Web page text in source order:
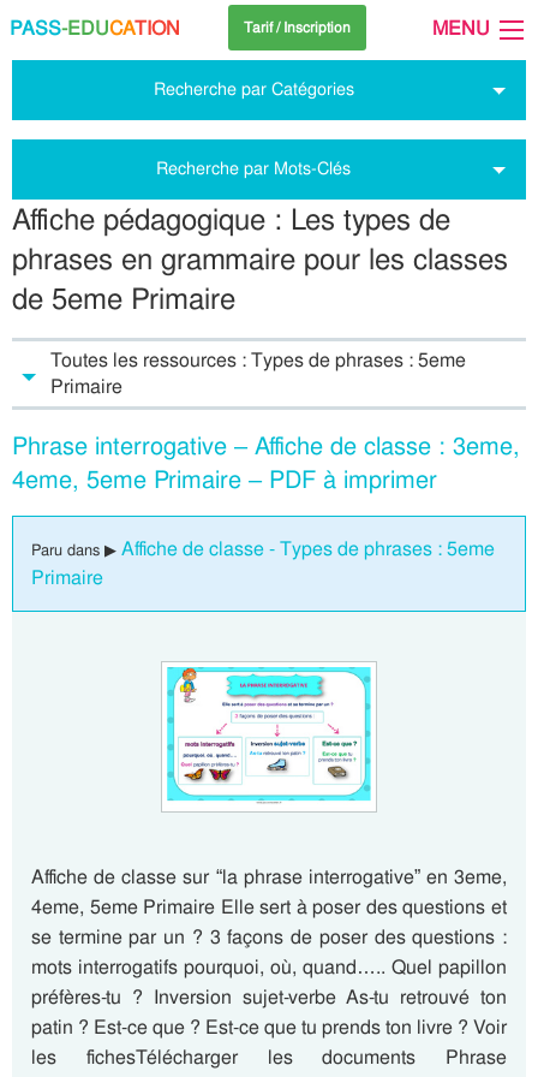
PASS-EDUCATION Tarif / Inscription MENU
Recherche par Catégories
Recherche par Mots-Clés
Affiche pédagogique : Les types de
phrases en grammaire pour les classes
de 5eme Primaire
Toutes les ressources : Types de phrases : 5eme
Primaire
Phrase interrogative – Affiche de classe : 3eme,
4eme, 5eme Primaire – PDF à imprimer
Paru dans ▶ Affiche de classe - Types de phrases : 5eme
Primaire
Affiche de classe sur “la phrase interrogative” en 3eme,
4eme, 5eme Primaire Elle sert à poser des questions et
se termine par un ? 3 façons de poser des questions :
mots interrogatifs pourquoi, où, quand….. Quel papillon
préfères-tu ? Inversion sujet-verbe As-tu retrouvé ton
patin ? Est-ce que ? Est-ce que tu prends ton livre ? Voir
les fichesTélécharger les documents Phrase